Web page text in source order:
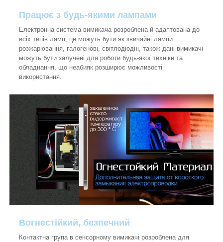
Працює з будь-якими лампами
Електронна система вимикача розроблена й адаптована до
всіх типів ламп, це можуть бути як звичайні лампи
розжарювання, галогенові, світлодіодні, також дані вимикачі
можуть бути залучені для роботи будь-якої техніки та
обладнання, що неабияк розширює можливості
використання.
Вогнестійкий, безпечний
Контактна група в сенсорному вимикачі розроблена для